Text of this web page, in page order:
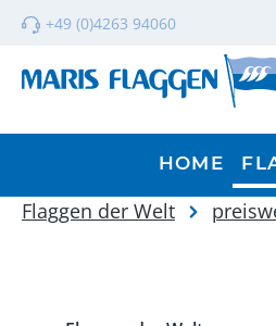
Hauptinhalt springen
Zur Suche springen
Zur Hauptnavigation
+49 (0)4263 94060
HOME
Flaggen der Welt